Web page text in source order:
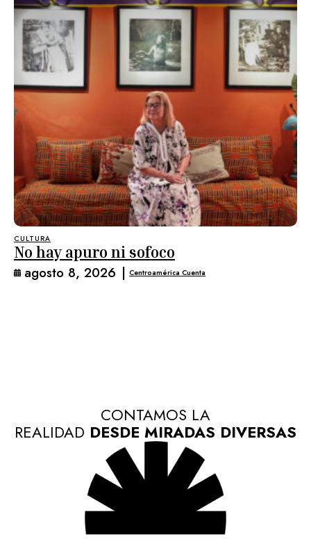
CULTURA
No hay apuro ni sofoco
agosto 8, 2026 | Centroamérica Cuenta
CONTAMOS LA
REALIDAD DESDE MIRADAS DIVERSAS